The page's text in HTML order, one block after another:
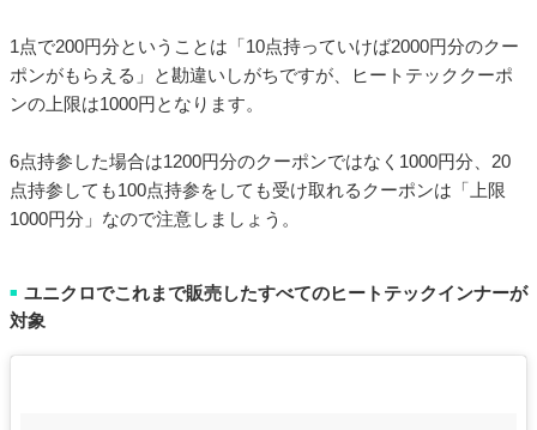
1点で200円分ということは「10点持っていけば2000円分のクー
ポンがもらえる」と勘違いしがちですが、ヒートテッククーポ
ンの上限は1000円となります。
6点持参した場合は1200円分のクーポンではなく1000円分、20
点持参しても100点持参をしても受け取れるクーポンは「上限
1000円分」なので注意しましょう。
■ ユニクロでこれまで販売したすべてのヒートテックインナーが
対象